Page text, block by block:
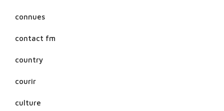
connues
contact fm
country
courir
culture